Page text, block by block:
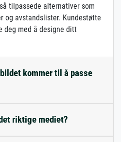
tilpassede alternativer som
og avstandslister. Kundestøtte
deg med å designe ditt
kommer til å passe
riktige mediet?